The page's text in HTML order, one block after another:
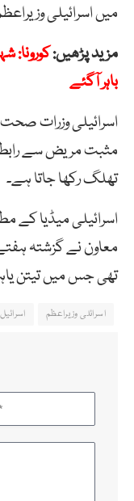
میں اسرائیلی
مزید پڑھیں:کورونا:
باہر آگئے
اسرائیلی وزرات
تھلگ رکھا جاتا ہے۔
اسرائیلی میڈیا کے
معاون نے گزشتہ
تھی جس میں تیتن
اسرائلی وزیراعظم اسرائیل